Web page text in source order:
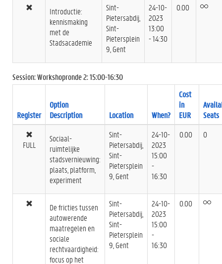
Introductie:
kennismaking
met de
Stadsacademie
Sint-
Pietersabdij,
Sint-
Pietersplein
9, Gent
24-10-
2023
13:00
- 14:30
0.00
Session: Workshopronde 2: 15:00-16:30
Register
Option
Description
Location When?
Cost
in
EUR
Seats
FULL
Sociaal-
ruimtelijke
stadsvernieuwing:
plaats, platform,
experiment
Sint-
Pietersabdij,
Sint-
Pietersplein
9, Gent
24-10-
2023
15:00
-
16:30
0.00 0
De fricties tussen
autowerende
maatregelen en
sociale
rechtvaardigheid:
focus op het
Sint-
Pietersabdij,
Sint-
Pietersplein
9, Gent
24-10-
2023
15:00
-
16:30
0.00